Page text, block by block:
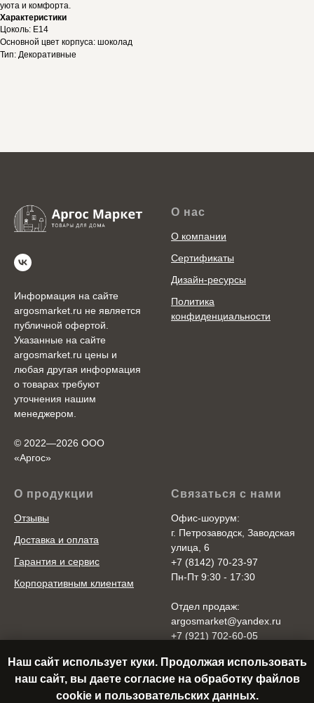
уюта и комфорта.
Характеристики
Цоколь: E14
Основной цвет корпуса: шоколад
Тип: Декоративные
Информация на сайте
argosmarket.ru не является
публичной офертой.
Указанные на сайте
argosmarket.ru цены и
любая другая информация
о товарах требуют
уточнения нашим
менеджером.
© 2022—2026 ООО
«Аргоc»
О нас
О компании
Сертификаты
Дизайн-ресурсы
Политика
конфиденциальности
О продукции
Отзывы
Доставка и оплата
Гарантия и сервис
Корпоративным клиентам
Связаться с нами
Офис-шоурум:
г. Петрозаводск, Заводская
улица, 6
+7 (8142) 70-23-97
Пн-Пт 9:30 - 17:30
Отдел продаж:
argosmarket@yandex.ru
+7 (921) 702-60-05
Cб-Вс 10:00 - 18:00
Наш сайт использует куки. Продолжая использовать
наш сайт, вы даете согласие на обработку файлов
cookie и пользовательских данных.